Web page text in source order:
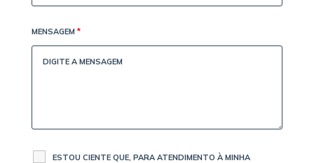
MENSAGEM *
ESTOU CIENTE QUE, PARA ATENDIMENTO À MINHA